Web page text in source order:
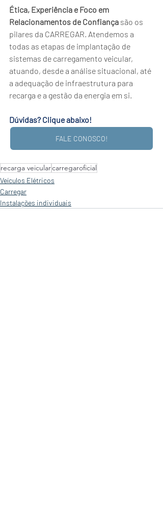
Ética, Experiência e Foco em
Relacionamentos de Confiança são os
pilares da CARREGAR. Atendemos a
todas as etapas de implantação de
sistemas de carregamento veicular,
atuando, desde a análise situacional, até
a adequação de infraestrutura para
recarga e a gestão da energia em si.
Dúvidas? Clique abaixo!
FALE CONOSCO!
recarga veicularcarregaroficial
Veículos Elétricos
Carregar
Instalações individuais